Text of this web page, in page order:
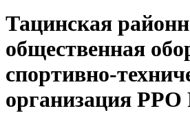
Тацинская
общественная
спортивно-
организация